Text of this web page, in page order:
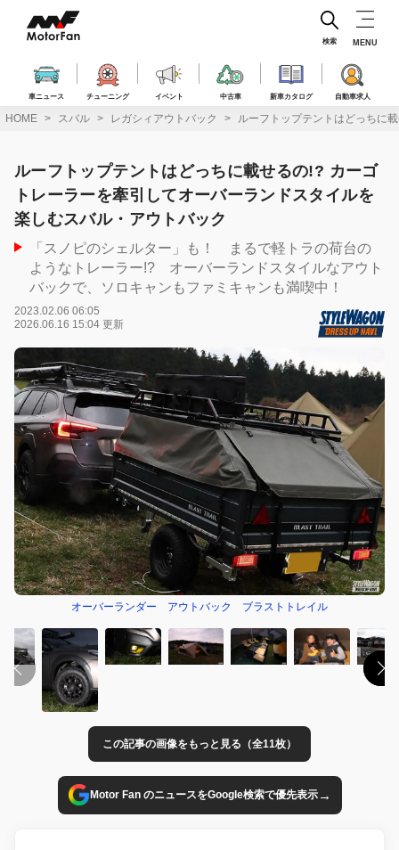
ス
車ニュース チューニング イベント 中古車 新車カタログ 自動車求人
検索 MENU
HOME スバル レガシィアウトバック ルーフトップテントはどっちに
ルーフトップテントはどっちに載せるの!? カーゴ
トレーラーを牽引してオーバーランドスタイルを
楽しむスバル・アウトバック
「スノピのシェルター」も！ まるで軽トラの荷台の
ようなトレーラー!? オーバーランドスタイルなアウト
バックで、ソロキャンもファミキャンも満喫中！
2023.02.06 06:05
2026.06.16 15:04 更新
オーバーランダー アウトバック ブラストトレイル
この記事の画像をもっと見る（全11枚）
Motor Fan のニュースをGoogle検索で優先表示→